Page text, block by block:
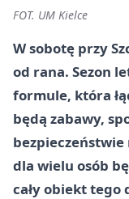
FOT. UM Kielce
W sobotę przy
od rana. Sezon
formule, która
będą zabawy,
bezpieczeństwie
dla wielu osób
cały obiekt tego